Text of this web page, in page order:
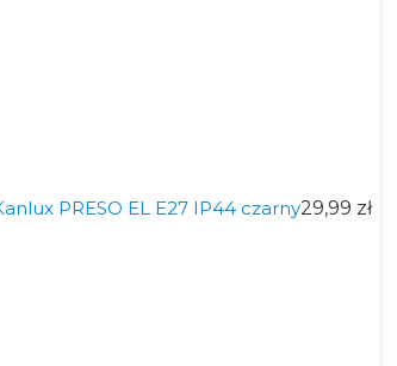
PRESO EL E27 IP44 czarny29,99 zł